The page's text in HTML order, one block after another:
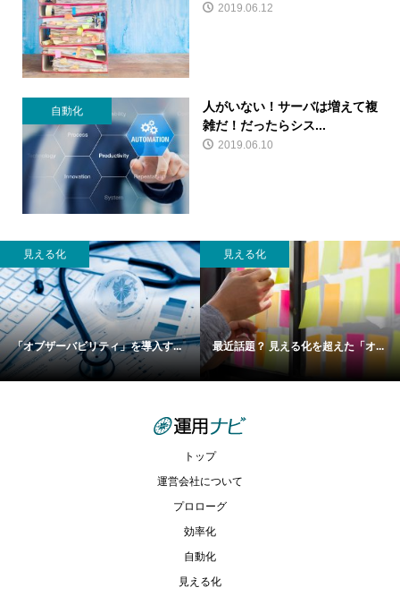
2019.06.12
自動化
人がいない！サーバは増えて複
雑だ！だったらシス...
2019.06.10
見える化
「オブザーバビリティ」を導入す...
見える化
最近話題？ 見える化を超えた「オ...
トップ
運営会社について
プロローグ
効率化
自動化
見える化